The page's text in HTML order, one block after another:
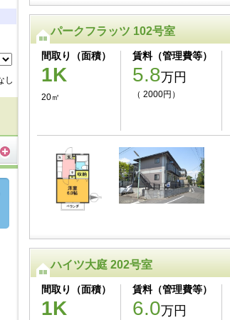
し
パークフラッツ 102号室
間取り（面積）
1K
20㎡
賃料（管理費等）
5.8万円
（ 2000円）
ハイツ大庭 202号室
間取り（面積）
1K
賃料（管理費等）
6.0万円